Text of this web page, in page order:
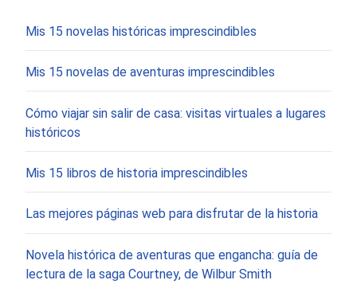
Mis 15 novelas históricas imprescindibles
Mis 15 novelas de aventuras imprescindibles
Cómo viajar sin salir de casa: visitas virtuales a lugares
históricos
Mis 15 libros de historia imprescindibles
Las mejores páginas web para disfrutar de la historia
Novela histórica de aventuras que engancha: guía de
lectura de la saga Courtney, de Wilbur Smith